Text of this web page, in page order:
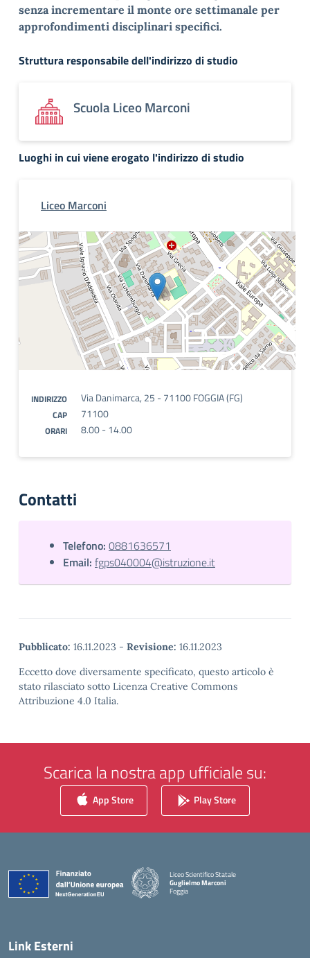
senza incrementare il monte ore settimanale per
approfondimenti disciplinari specifici.
Struttura responsabile dell'indirizzo di studio
Scuola Liceo Marconi
Luoghi in cui viene erogato l'indirizzo di studio
Liceo Marconi
INDIRIZZO Via Danimarca, 25 - 71100 FOGGIA (FG)
CAP 71100
ORARI 8.00 - 14.00
Contatti
Telefono: 0881636571
Email: fgps040004@istruzione.it
Pubblicato: 16.11.2023 - Revisione: 16.11.2023
Eccetto dove diversamente specificato, questo articolo è
stato rilasciato sotto Licenza Creative Commons
Attribuzione 4.0 Italia.
Scarica la nostra app ufficiale su:
App Store Play Store
Liceo Scientifico Statale
Guglielmo Marconi
Foggia
— Visita la pagina iniziale della scuola
Link Esterni